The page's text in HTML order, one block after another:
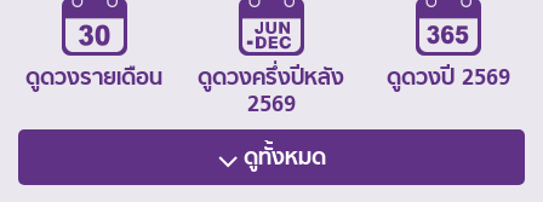
ดูดวงรายเดือน
ดูดวงครึ่งปีหลัง
2569
ดูดวงปี 2569
ดูทั้งหมด